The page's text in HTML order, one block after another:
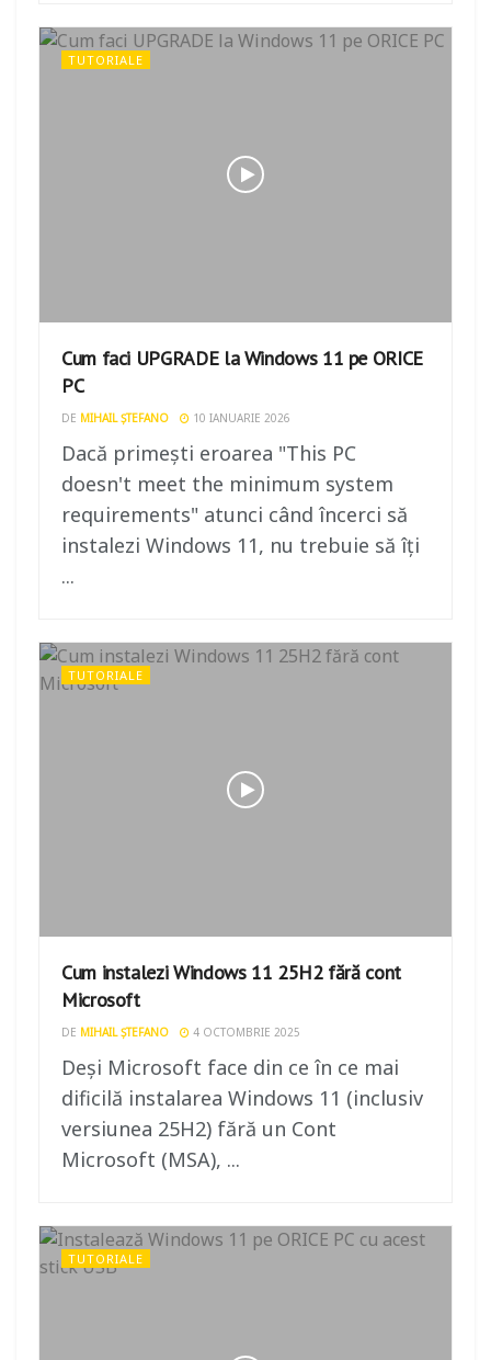
TUTORIALE
Cum faci UPGRADE la Windows 11 pe ORICE
PC
DE MIHAIL ȘTEFANO 10 IANUARIE 2026
Dacă primești eroarea "This PC
doesn't meet the minimum system
requirements" atunci când încerci să
instalezi Windows 11, nu trebuie să îți
...
TUTORIALE
Cum instalezi Windows 11 25H2 fără cont
Microsoft
DE MIHAIL ȘTEFANO 4 OCTOMBRIE 2025
Deși Microsoft face din ce în ce mai
dificilă instalarea Windows 11 (inclusiv
versiunea 25H2) fără un Cont
Microsoft (MSA), ...
TUTORIALE